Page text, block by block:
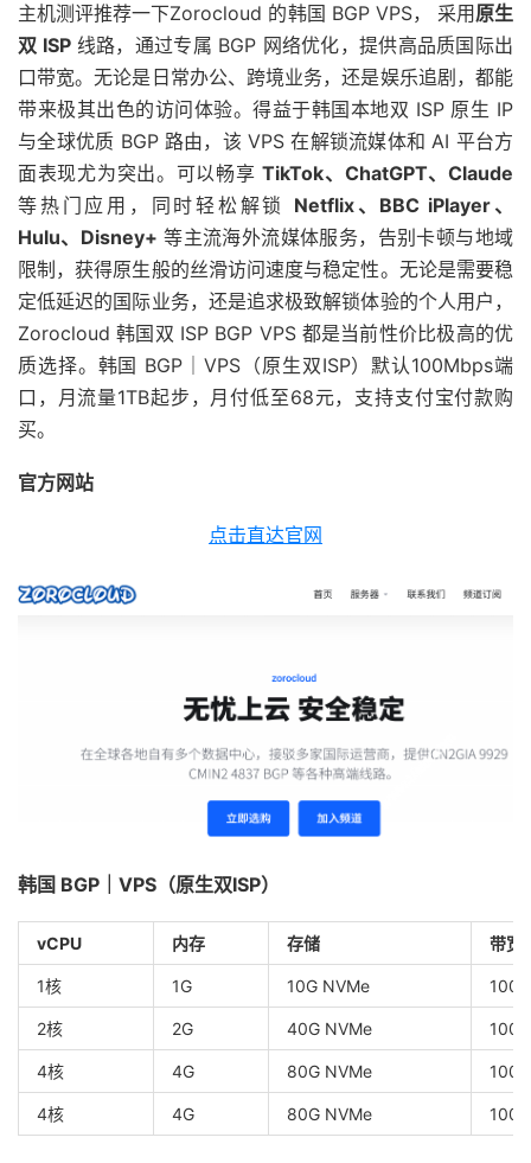
主机测评推荐一下Zorocloud 的韩国 BGP VPS， 采用 原生
双 ISP线路，通过专属 BGP 网络优化，提供高品质国际出
口带宽。无论是日常办公、跨境业务，还是娱乐追剧，都能
带来极其出色的访问体验。得益于韩国本地双 ISP 原生 IP
与全球优质 BGP 路由，该 VPS 在解锁流媒体和 AI 平台方
面表现尤为突出。可以畅享TikTok、ChatGPT、Claude
等热门应用，同时轻松解锁 Netflix、BBC iPlayer、
Hulu、Disney+ 等主流海外流媒体服务，告别卡顿与地域
限制，获得原生般的丝滑访问速度与稳定性。无论是需要稳
定低延迟的国际业务，还是追求极致解锁体验的个人用户，
Zorocloud 韩国双 ISP BGP VPS 都是当前性价比极高的优
质选择。韩国 BGP｜VPS（原生双ISP）默认100Mbps端
口，月流量1TB起步，月付低至68元，支持支付宝付款购
买。
官方网站
点击直达官网
韩国 BGP｜VPS（原生双ISP）
vCPU 内存 存储 带宽
1核 1G 10G NVMe
2核 2G 40G NVMe
4核 4G 80G NVMe
4核 4G 80G NVMe